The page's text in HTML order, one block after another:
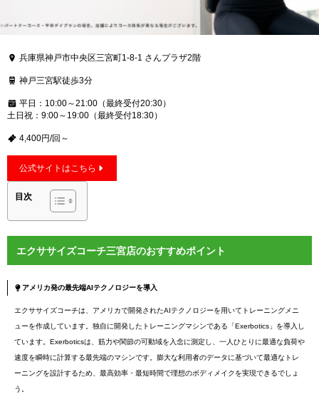
兵庫県神戸市中央区三宮町1-8-1 さんプラザ2階
神戸三宮駅徒歩3分
平日：10:00～21:00（最終受付20:30）
土日祝：9:00～19:00（最終受付18:30）
4,400円/回～
公式サイトはこちら
目次
エクササイズコーチ三宮店のおすすめポイント
アメリカ発の最先端AIテクノロジーを導入
エクササイズコーチは、アメリカで開発されたAIテクノロジーを用いてトレーニングメニ
ューを作成しています。独自に開発したトレーニングマシンである「Exerbotics」を導入し
ています。Exerboticsは、筋力や関節の可動域を入念に測定し、一人ひとりに最適な負荷や
速度を瞬時に計算する最先端のマシンです。膨大な利用者のデータに基づいて最適なトレ
ーニングを設計するため、最高効率・最短時間で理想のボディメイクを実現できるでしょ
う。